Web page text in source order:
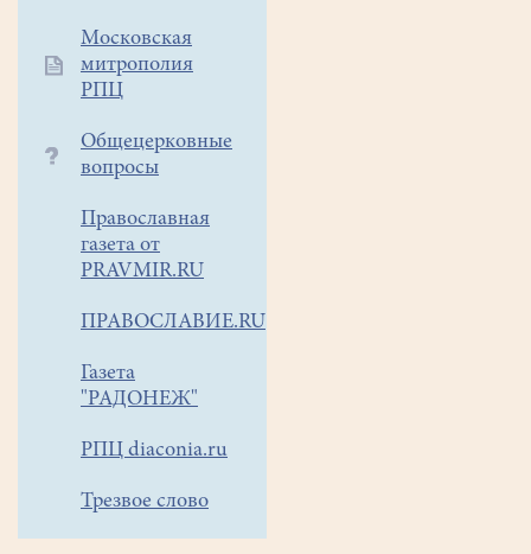
Московская
митрополия
РПЦ
Общецерковные
вопросы
Православная
газета от
PRAVMIR.RU
ПРАВОСЛАВИЕ.RU
Газета
"РАДОНЕЖ"
РПЦ diaconia.ru
Трезвое слово